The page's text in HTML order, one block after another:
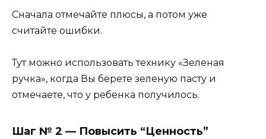
Сначала отмечайте плюсы, а потом уже
считайте ошибки.
Тут можно использовать технику «Зеленая
ручка», когда Вы берете зеленую пасту и
отмечаете, что у ребенка получилось.
Шаг № 2 — Повысить “Ценность”